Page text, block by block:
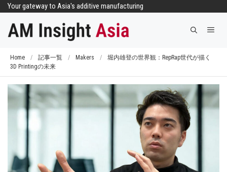
Your gateway to Asia's additive manufacturing
メ
Home / 記事一覧 / Makers /
堀内雄登の世界観：RepRap世代が描く
3D Printingの未来